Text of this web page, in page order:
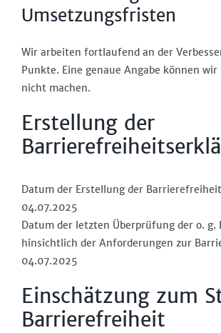
Umsetzungsfristen
Wir arbeiten fortlaufend an der
Punkte. Eine genaue Angabe können
nicht machen.
Erstellung der
Datum der Erstellung der
04.07.2025
Datum der letzten Überprüfung der o. g.
hinsichtlich der Anforderungen zur
04.07.2025
Einschätzung zum
Barrierefreiheit